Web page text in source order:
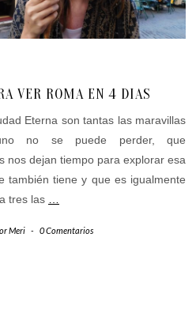
VER ROMA EN 4 DIAS
Eterna son tantas las maravillas
no se puede perder, que
nos dejan tiempo para explorar esa
también tiene y que es igualmente
tres las …
Meri - 0 Comentarios